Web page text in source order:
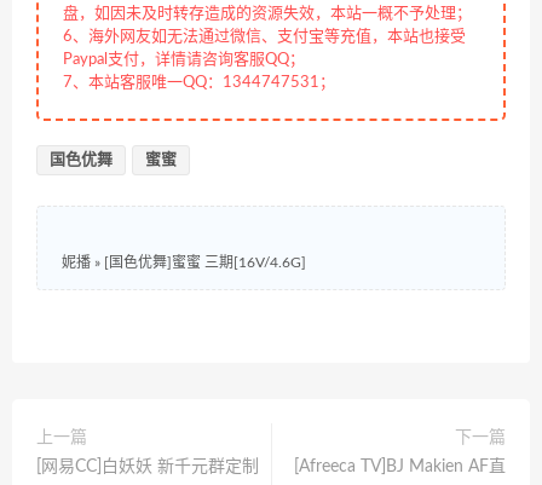
盘，如因未及时转存造成的资源失效，本站一概不予处理；
6、海外网友如无法通过微信、支付宝等充值，本站也接受
Paypal支付，详情请咨询客服QQ；
7、本站客服唯一QQ：1344747531；
国色优舞 蜜蜜
妮播 » [国色优舞]蜜蜜 三期[16V/4.6G]
上一篇
[网易CC]白妖妖 新千元群定制
下一篇
[Afreeca TV]BJ Makien AF直